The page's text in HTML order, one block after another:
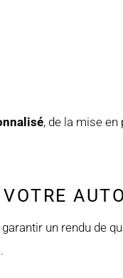
, de la mise en
un rendu de